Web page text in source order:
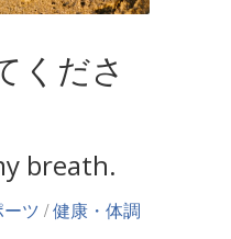
くださ
breath.
ツ /健康・体調